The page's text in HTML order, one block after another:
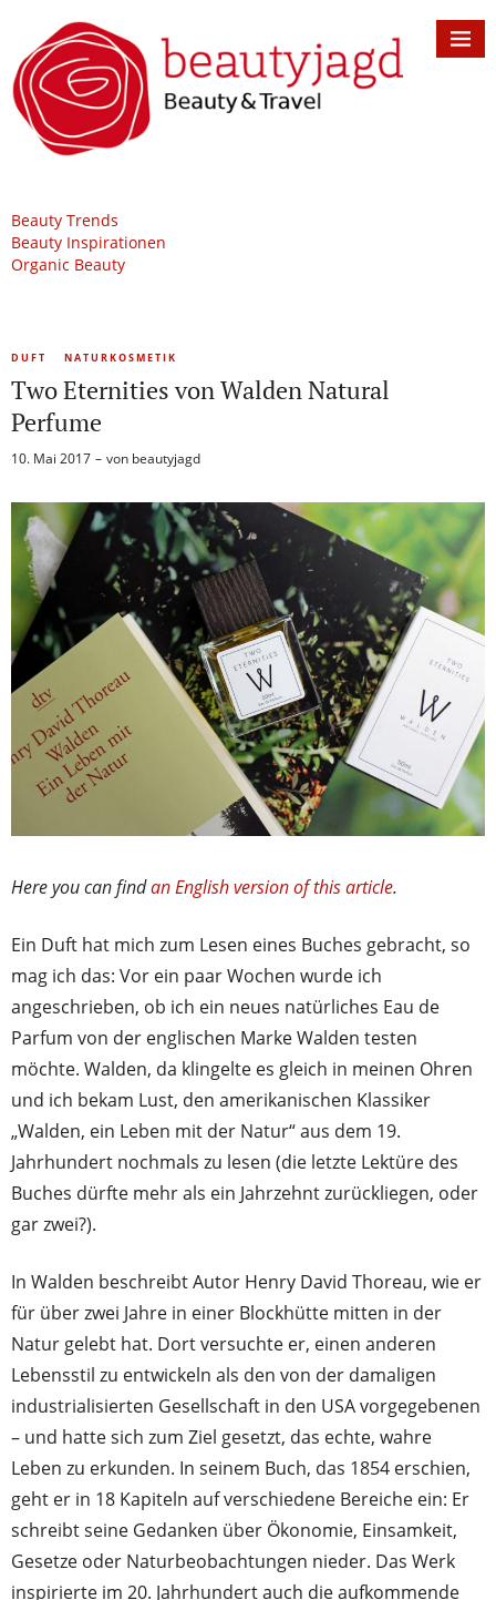
Beauty Trends
Beauty Inspirationen
Organic Beauty
DUFT NATURKOSMETIK
Two Eternities von Walden Natural
Perfume
10. Mai 2017 von beautyjagd
Here you can findan English version of this article.
Ein Duft hat mich zum Lesen eines Buches gebracht, so
mag ich das: Vor ein paar Wochen wurde ich
angeschrieben, ob ich ein neues natürliches Eau de
Parfum von der englischen Marke Walden testen
möchte. Walden, da klingelte es gleich in meinen Ohren
und ich bekam Lust, den amerikanischen Klassiker
„Walden, ein Leben mit der Natur“ aus dem 19.
Jahrhundert nochmals zu lesen (die letzte Lektüre des
Buches dürfte mehr als ein Jahrzehnt zurückliegen, oder
gar zwei?).
In Walden beschreibt Autor Henry David Thoreau, wie er
für über zwei Jahre in einer Blockhütte mitten in der
Natur gelebt hat. Dort versuchte er, einen anderen
Lebensstil zu entwickeln als den von der damaligen
industrialisierten Gesellschaft in den USA vorgegebenen
– und hatte sich zum Ziel gesetzt, das echte, wahre
Leben zu erkunden. In seinem Buch, das 1854 erschien,
geht er in 18 Kapiteln auf verschiedene Bereiche ein: Er
schreibt seine Gedanken über Ökonomie, Einsamkeit,
Gesetze oder Naturbeobachtungen nieder. Das Werk
inspirierte im 20. Jahrhundert auch die aufkommende